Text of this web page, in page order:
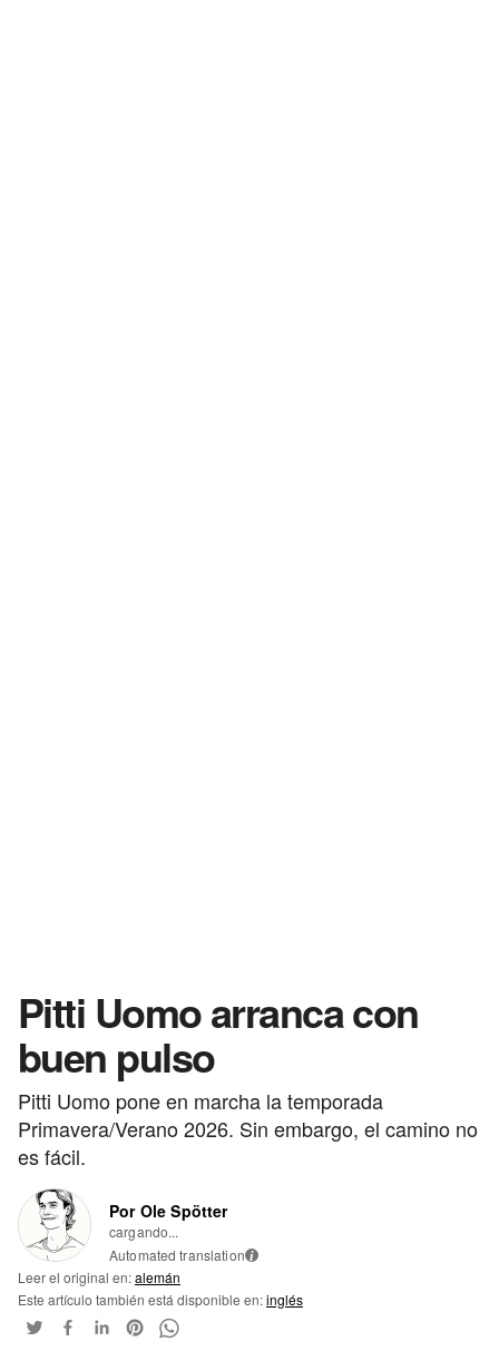
Pitti Uomo arranca con
buen pulso
Pitti Uomo pone en marcha la temporada
Primavera/Verano 2026. Sin embargo, el camino no
es fácil.
Por Ole Spötter
cargando...
Automated translation i
Leer el original en:alemán
Este artículo también está disponible en:inglés